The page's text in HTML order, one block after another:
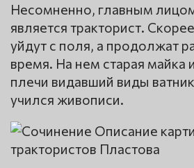
Несомненно, главным
является тракторист.
уйдут с поля, а продолжат
время. На нем старая майка
плечи видавший виды
учился живописи.